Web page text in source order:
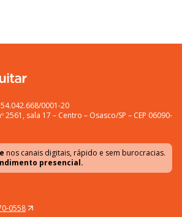
0001-20
sala 17 – Centro – Osasco/SP – CEP 06090-
nos canais digitais, rápido e sem burocracias.
presencial.
0558